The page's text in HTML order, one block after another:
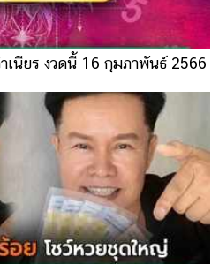
เนียร งวดนี้ 16 กุมภาพันธ์ 2566